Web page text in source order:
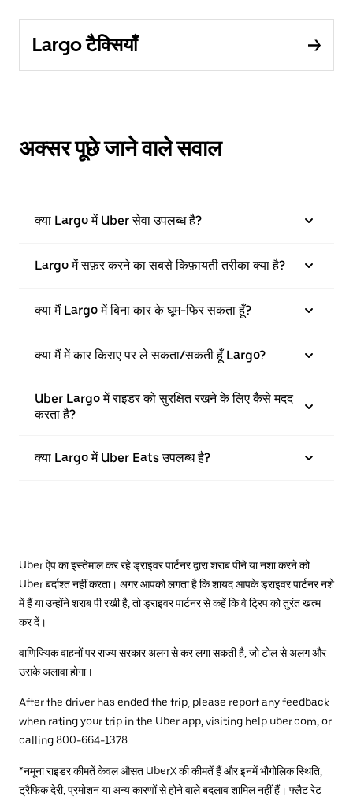
Largo टैक्सियाँ
अक्सर पूछे जाने वाले सवाल
क्या Largo में Uber सेवा उपलब्ध है?
Largo में सफ़र करने का सबसे किफ़ायती तरीका क्या है?
क्या मैं Largo में बिना कार के घूम-फिर सकता हूँ?
क्या मैं में कार किराए पर ले सकता/सकती हूँ Largo?
Uber Largo में राइडर को सुरक्षित रखने के लिए कैसे मदद
करता है?
क्या Largo में Uber Eats उपलब्ध है?
Uber ऐप का इस्तेमाल कर रहे ड्राइवर पार्टनर द्वारा शराब पीने या नशा करने को
Uber बर्दाश्त नहीं करता। अगर आपको लगता है कि शायद आपके ड्राइवर पार्टनर नशे
में हैं या उन्होंने शराब पी रखी है, तो ड्राइवर पार्टनर से कहें कि वे ट्रिप को तुरंत खत्म
कर दें।
वाणिज्यिक वाहनों पर राज्य सरकार अलग से कर लगा सकती है, जो टोल से अलग और
उसके अलावा होगा।
After the driver has ended the trip, please report any feedback
when rating your trip in the Uber app, visiting help.uber.com , or
calling 800-664-1378.
*नमूना राइडर कीमतें केवल औसत UberX की कीमतें हैं और इनमें भौगोलिक स्थिति,
ट्रैफिक देरी, प्रमोशन या अन्य कारणों से होने वाले बदलाव शामिल नहीं हैं। फ्लैट रेट